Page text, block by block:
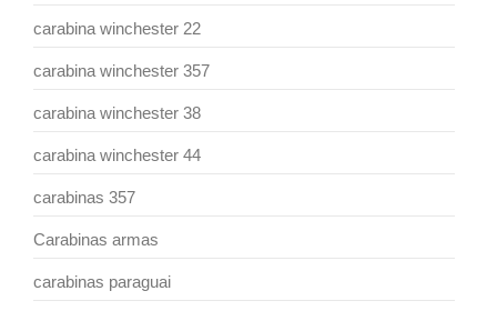
carabina winchester 22
carabina winchester 357
carabina winchester 38
carabina winchester 44
carabinas 357
Carabinas armas
carabinas paraguai